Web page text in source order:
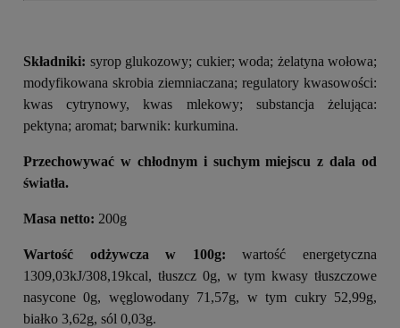
Składniki: syrop glukozowy; cukier; woda; żelatyna wołowa;
modyfikowana skrobia ziemniaczana; regulatory kwasowości:
kwas cytrynowy, kwas mlekowy; substancja żelująca:
pektyna; aromat; barwnik: kurkumina.
Przechowywać w chłodnym i suchym miejscu z dala od
światła.
Masa netto: 200g
Wartość odżywcza w 100g: wartość energetyczna
1309,03kJ/308,19kcal, tłuszcz 0g, w tym kwasy tłuszczowe
nasycone 0g, węglowodany 71,57g, w tym cukry 52,99g,
białko 3,62g, sól 0,03g.